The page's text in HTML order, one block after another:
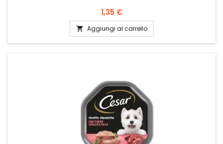
Prezzo
1,35 €
 Aggiungi al carrello